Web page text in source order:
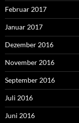
Februar 2017
Januar 2017
Dezember 2016
November 2016
September 2016
Juli 2016
Juni 2016